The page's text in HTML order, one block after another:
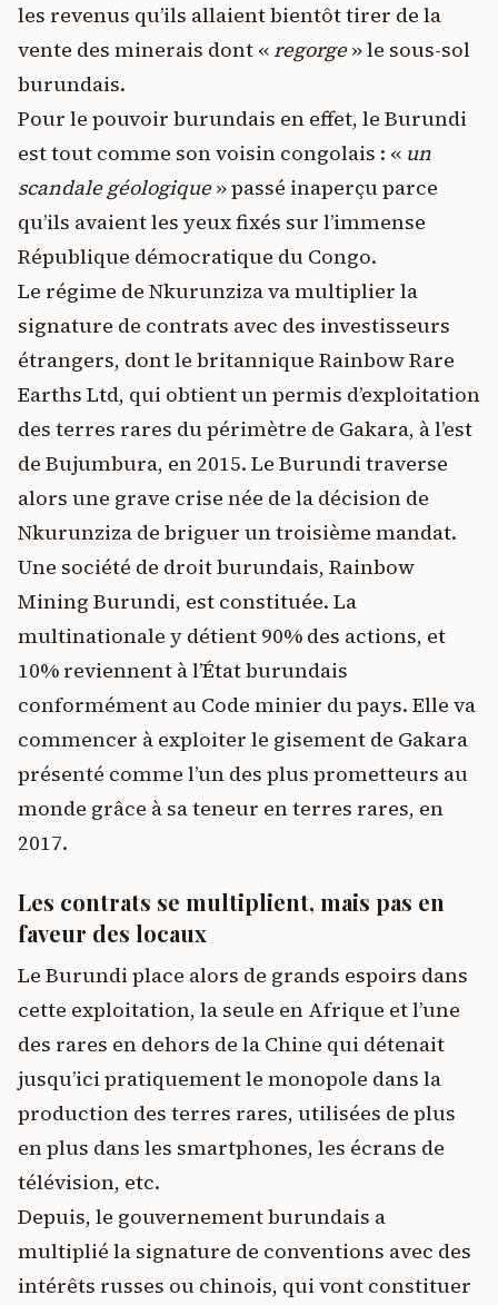
les revenus qu’ils allaient bientôt tirer de la
vente des minerais dont « regorge» le sous-sol
burundais.
Pour le pouvoir burundais en effet, le Burundi
est tout comme son voisin congolais : « un
scandale géologique» passé inaperçu parce
qu’ils avaient les yeux fixés sur l’immense
République démocratique du Congo.
Le régime de Nkurunziza va multiplier la
signature de contrats avec des investisseurs
étrangers, dont le britannique Rainbow Rare
Earths Ltd, qui obtient un permis d’exploitation
des terres rares du périmètre de Gakara, à l’est
de Bujumbura, en 2015. Le Burundi traverse
alors une grave crise née de la décision de
Nkurunziza de briguer un troisième mandat.
Une société de droit burundais, Rainbow
Mining Burundi, est constituée. La
multinationale y détient 90% des actions, et
10% reviennent à l’État burundais
conformément au Code minier du pays. Elle va
commencer à exploiter le gisement de Gakara
présenté comme l’un des plus prometteurs au
monde grâce à sa teneur en terres rares, en
2017.
Les contrats se multiplient, mais pas en
faveur des locaux
Le Burundi place alors de grands espoirs dans
cette exploitation, la seule en Afrique et l’une
des rares en dehors de la Chine qui détenait
jusqu’ici pratiquement le monopole dans la
production des terres rares, utilisées de plus
en plus dans les smartphones, les écrans de
télévision, etc.
Depuis, le gouvernement burundais a
multiplié la signature de conventions avec des
intérêts russes ou chinois, qui vont constituer